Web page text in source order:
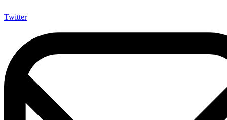
Twitter